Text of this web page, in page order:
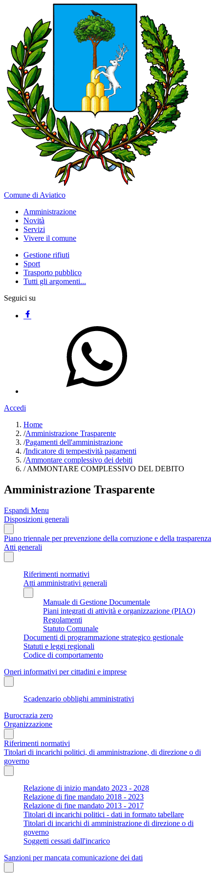
Comune di Aviatico
Amministrazione
Novità
Servizi
Vivere il comune
Gestione rifiuti
Sport
Trasporto pubblico
Tutti gli argomenti...
Seguici su
Accedi
Home
/Amministrazione Trasparente
/Pagamenti dell'amministrazione
/Indicatore di tempestività pagamenti
/Ammontare complessivo dei debiti
/AMMONTARE COMPLESSIVO DEL DEBITO
Amministrazione Trasparente
Espandi Menu
Disposizioni generali
Piano triennale per prevenzione della corruzione e della trasparenza
Atti generali
Riferimenti normativi
Atti amministrativi generali
Manuale di Gestione Documentale
Piani integrati di attività e organizzazione (PIAO)
Regolamenti
Statuto Comunale
Documenti di programmazione strategico gestionale
Statuti e leggi regionali
Codice di comportamento
Oneri informativi per cittadini e imprese
Scadenzario obblighi amministrativi
Burocrazia zero
Organizzazione
Riferimenti normativi
Titolari di incarichi politici, di amministrazione, di direzione o di
governo
Relazione di inizio mandato 2023 - 2028
Relazione di fine mandato 2018 - 2023
Relazione di fine mandato 2013 - 2017
Titolari di incarichi politici - dati in formato tabellare
Titolari di incarichi di amministrazione di direzione o di
governo
Soggetti cessati dall'incarico
Sanzioni per mancata comunicazione dei dati